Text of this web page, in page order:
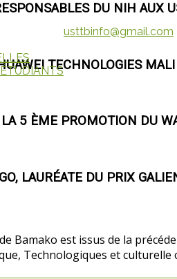
usttbinfo@gmail.com
DU NIH AUX
TECHNOLOGIES
5 ÈME PROMOTION DU
LAURÉATE DU PRIX
Bamako est issus de la
Technologiques et